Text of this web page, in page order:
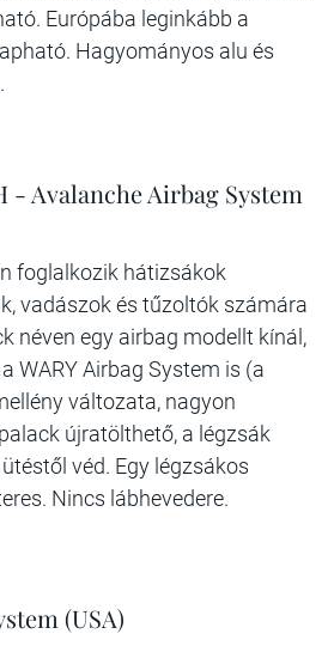
Európába leginkább a
Hagyományos alu és
- Avalanche Airbag System
foglalkozik hátizsákok
vadászok és tűzoltók számára
néven egy airbag modellt kínál,
WARY Airbag System is (a
változata, nagyon
újratölthető, a légzsák
véd. Egy légzsákos
Nincs lábhevedere.
(USA)